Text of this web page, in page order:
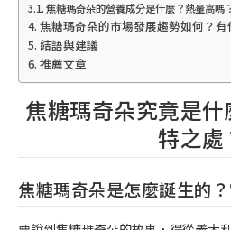
焦糖瑪奇朵的營養成分是什麼？熱量高嗎
焦糖瑪奇朵的市場發展趨勢如何？有
結語與建議
推薦文章
焦糖瑪奇朵究竟是
特之處
焦糖瑪奇朵是怎麼誕生的